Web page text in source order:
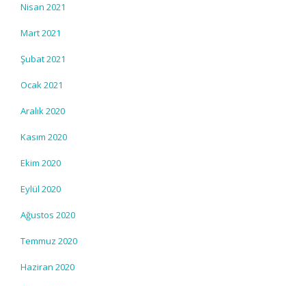
Nisan 2021
Mart 2021
Şubat 2021
Ocak 2021
Aralık 2020
Kasım 2020
Ekim 2020
Eylül 2020
Ağustos 2020
Temmuz 2020
Haziran 2020